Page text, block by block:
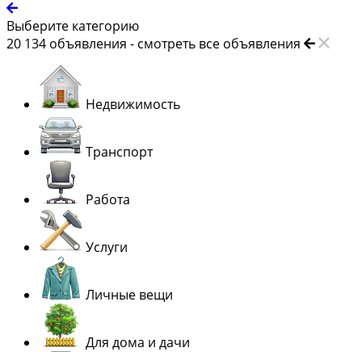
Выберите категорию
20 134 объявления - смотреть все объявления
Недвижимость
Транспорт
Работа
Услуги
Личные вещи
Для дома и дачи